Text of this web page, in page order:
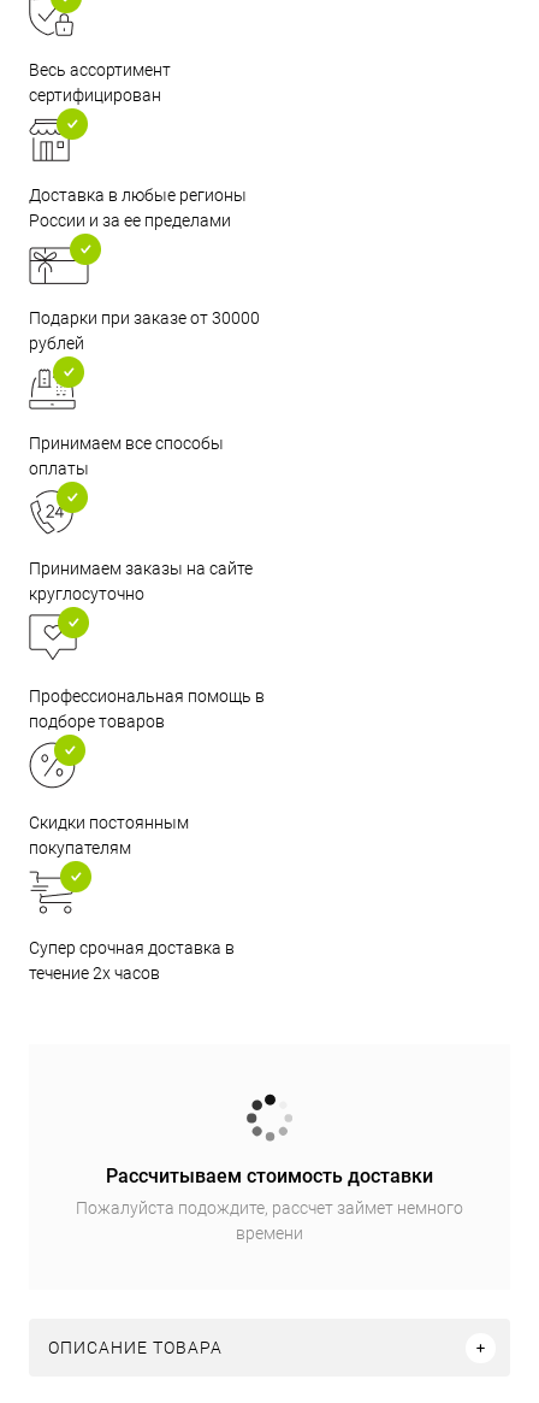
Весь ассортимент
сертифицирован
Доставка в любые регионы
России и за ее пределами
Подарки при заказе от 30000
рублей
Принимаем все способы
оплаты
Принимаем заказы на сайте
круглосуточно
Профессиональная помощь в
подборе товаров
Скидки постоянным
покупателям
Супер срочная доставка в
течение 2х часов
Рассчитываем стоимость доставки
Пожалуйста подождите, рассчет займет немного
времени
ОПИСАНИЕ ТОВАРА